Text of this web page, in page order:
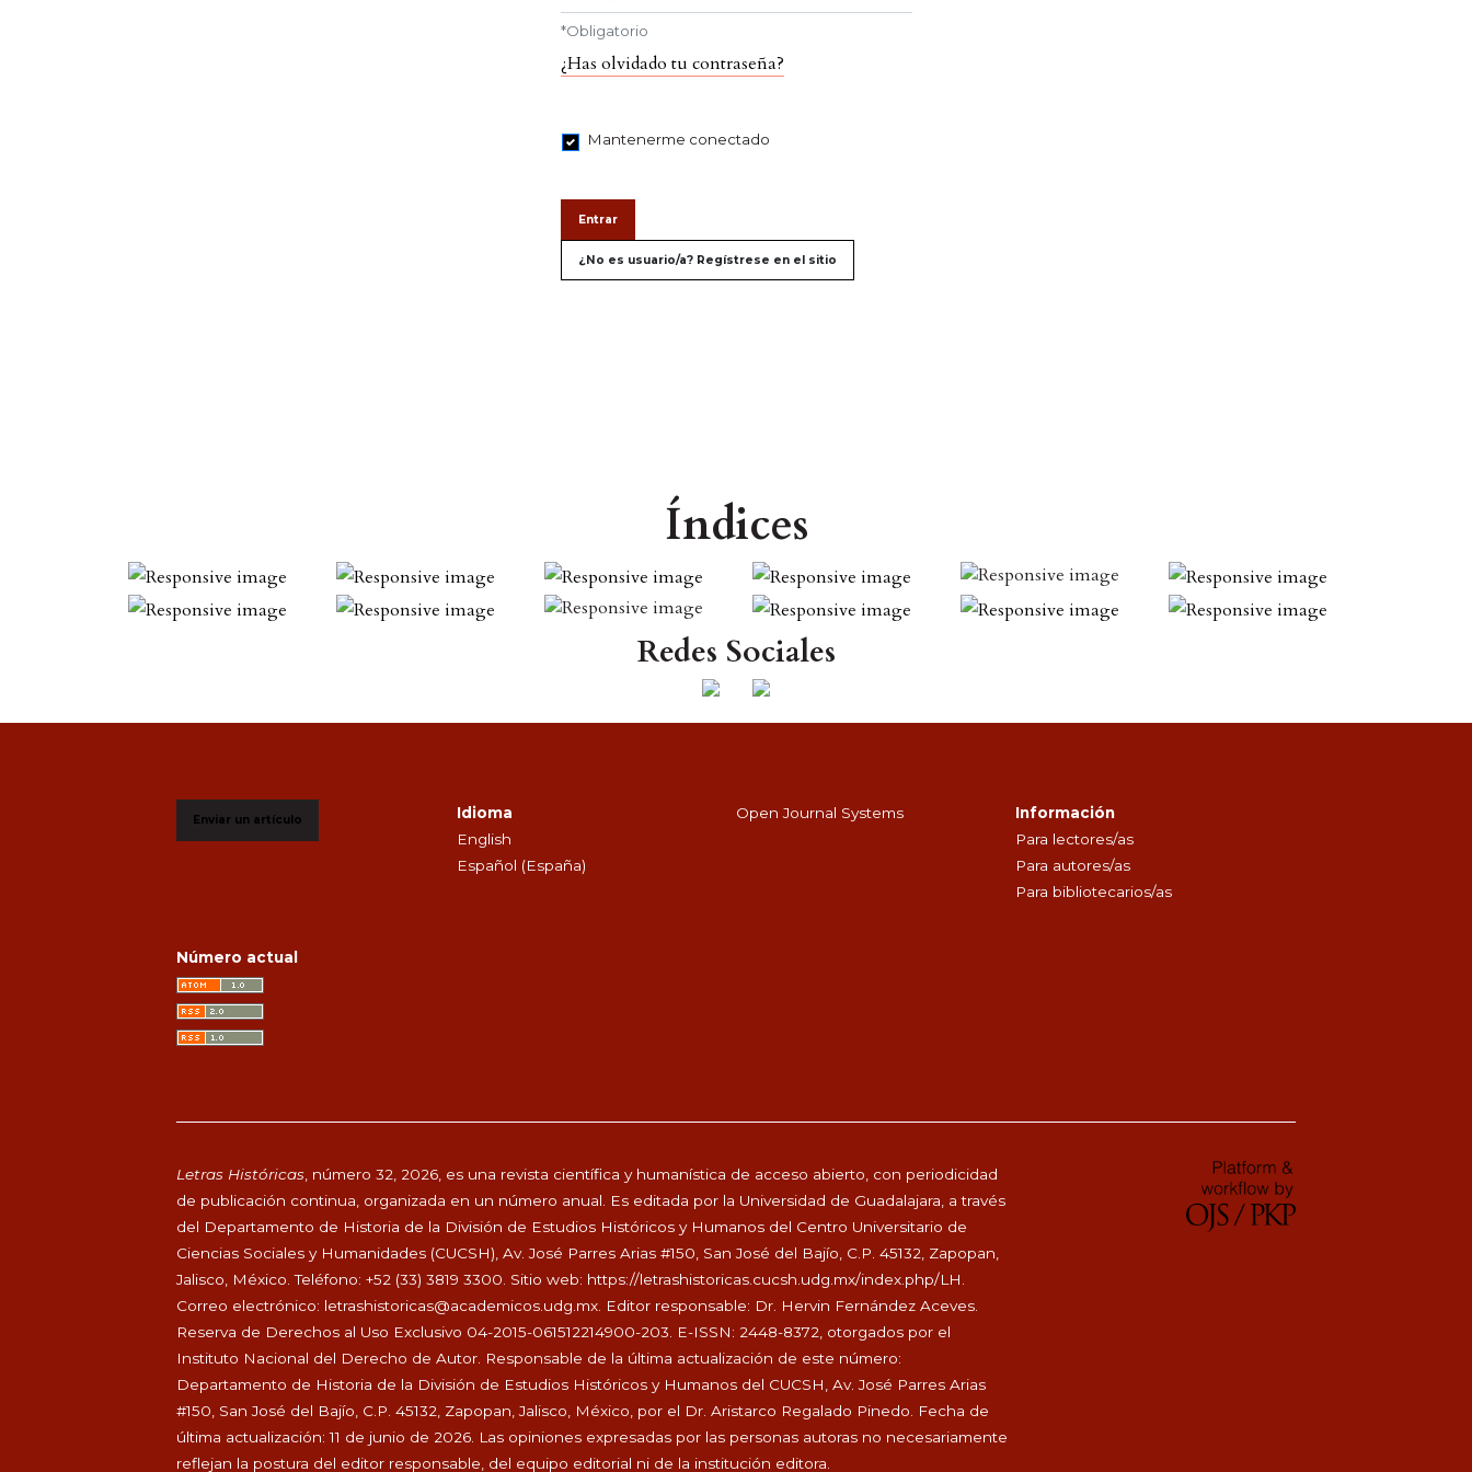
*Obligatorio
¿Has olvidado tu contraseña?
Mantenerme conectado
Entrar
¿No es usuario/a? Regístrese en el sitio
Índices
Redes Sociales
Enviar un artículo
Idioma
English
Español (España)
Open Journal Systems
Información
Para lectores/as
Para autores/as
Para bibliotecarios/as
Número actual
Letras Históricas , número 32, 2026, es una revista científica y humanística de acceso abierto, con periodicidad
de publicación continua, organizada en un número anual. Es editada por la Universidad de Guadalajara, a través
del Departamento de Historia de la División de Estudios Históricos y Humanos del Centro Universitario de
Ciencias Sociales y Humanidades (CUCSH), Av. José Parres Arias #150, San José del Bajío, C.P. 45132, Zapopan,
Jalisco, México. Teléfono: +52 (33) 3819 3300. Sitio web: https://letrashistoricas.cucsh.udg.mx/index.php/LH
Correo electrónico: letrashistoricas@academicos.udg.mx . Editor responsable: Dr. Hervin Fernández Aceves.
Reserva de Derechos al Uso Exclusivo 04-2015-061512214900-203. E-ISSN: 2448-8372, otorgados por el
Instituto Nacional del Derecho de Autor. Responsable de la última actualización de este número:
Departamento de Historia de la División de Estudios Históricos y Humanos del CUCSH, Av. José Parres Arias
#150, San José del Bajío, C.P. 45132, Zapopan, Jalisco, México, por el Dr. Aristarco Regalado Pinedo. Fecha de
última actualización: 11 de junio de 2026. Las opiniones expresadas por las personas autoras no necesariamente
reflejan la postura del editor responsable, del equipo editorial ni de la institución editora.